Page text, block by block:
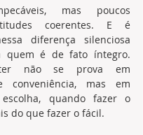
mas poucos
coerentes. E é
diferença silenciosa
quem é de fato íntegro.
não se prova em
conveniência, mas em
quando fazer o
do que fazer o fácil.